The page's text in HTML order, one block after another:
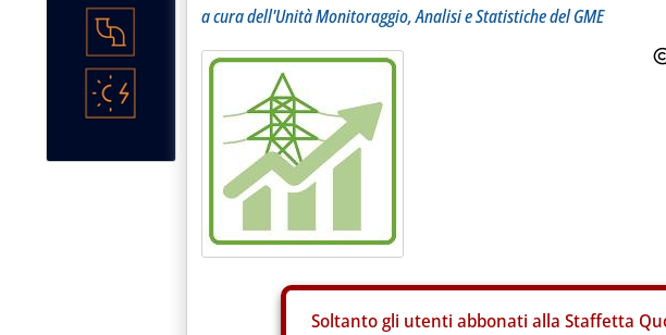
a cura dell'Unità Monitoraggio, Analisi e Statistiche del GME
Soltanto gli utenti abbonati alla Staffetta